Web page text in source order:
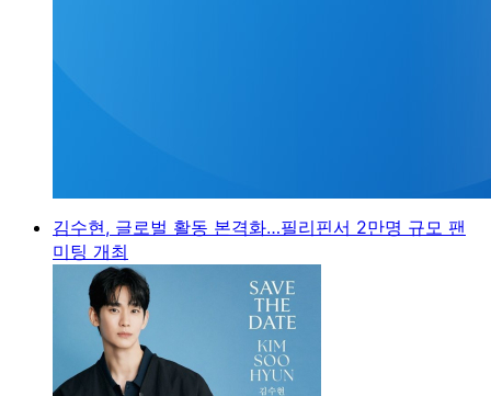
김수현, 글로벌 활동 본격화…필리핀서 2만명 규모 팬
미팅 개최